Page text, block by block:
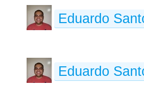
Eduardo
Eduardo